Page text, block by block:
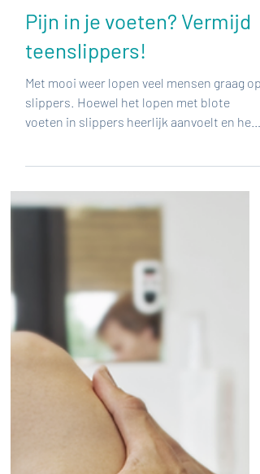
Pijn in je voeten? Vermijd
teenslippers!
Met mooi weer lopen veel mensen graag op
slippers. Hoewel het lopen met blote
bijdraagt aan...